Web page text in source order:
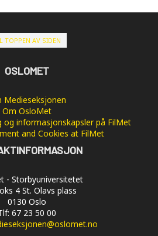
TOPPEN AV SIDEN
OSLOMET
Medieseksjonen
Om OsloMet
og informasjonskapsler på FilMet
and Cookies at FilMet
- Storbyuniversitetet
4 St. Olavs plass
0130 Oslo
67 23 50 00